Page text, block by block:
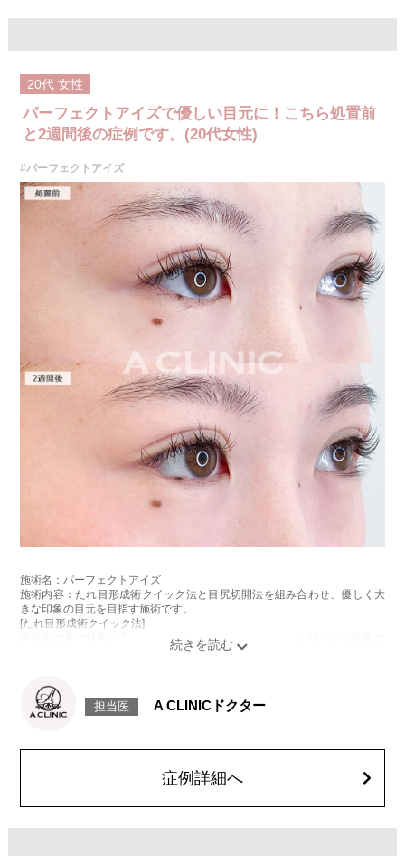
20代 女性
パーフェクトアイズで優しい目元に！こちら処置前
と2週間後の症例です。(20代女性)
#パーフェクトアイズ
施術名：パーフェクトアイズ
施術内容：たれ目形成術クイック法と目尻切開法を組み合わせ、優しく大
きな印象の目元を目指す施術です。
[たれ目形成術クイック法]
医療用の糸で目尻の下側を軽く引き下げることで、優しく穏やかな印象の
なり、目の横幅を大きく見せる施術です。
施術時間：約30分程
後一時的に生じることがございます。また、稀に細菌感染症、左右差、後
戻り、目尻のラインに段差が生じる、睫毛が切れたり抜ける、結膜腫脹な
どが生じることがございます。
オプション：笑気麻酔 3,300円(税込)
担当医 A CLINICドクター
症例詳細へ